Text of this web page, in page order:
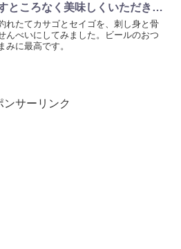
ところなく美味しくいただきま
た。
れたてカサゴとセイゴを、刺し身と骨
んべいにしてみました。ビールのおつ
みに最高です。
ンサーリンク